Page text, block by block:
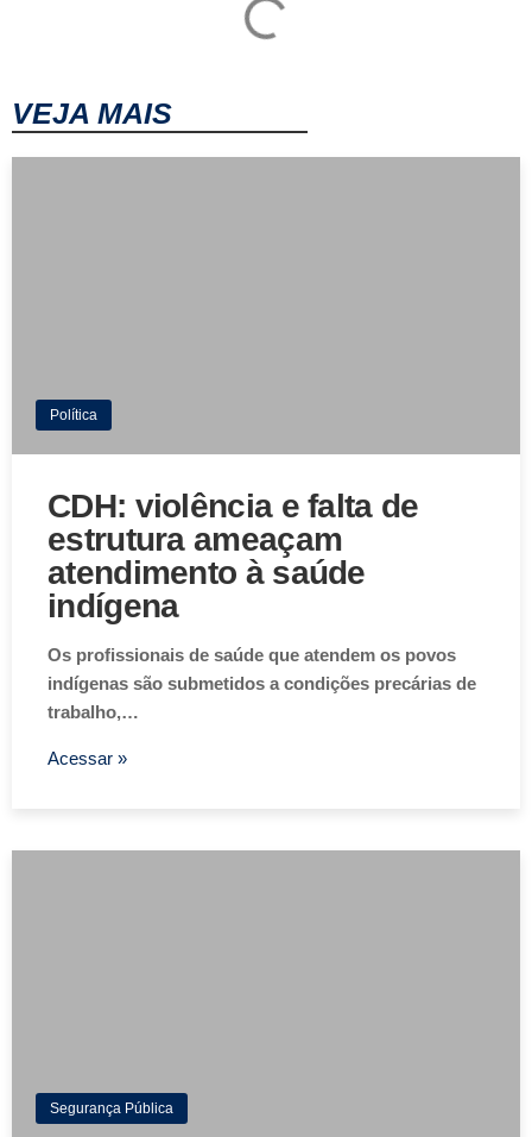
VEJA MAIS
Política
CDH: violência e falta de
estrutura ameaçam
atendimento à saúde
indígena
Os profissionais de saúde que atendem os povos
indígenas são submetidos a condições precárias de
trabalho,…
Acessar »
Segurança Pública